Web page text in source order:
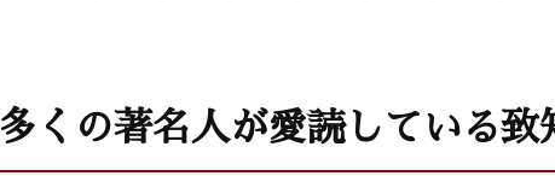
多くの著名人が愛読している致